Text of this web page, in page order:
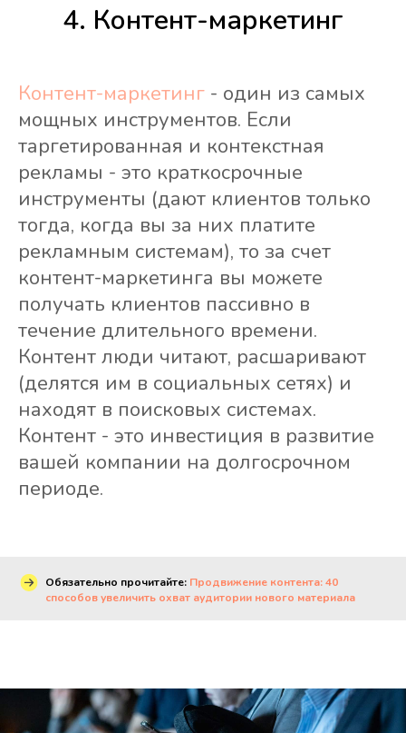
4. Контент-маркетинг
Контент-маркетинг - один из самых
мощных инструментов. Если
таргетированная и контекстная
рекламы - это краткосрочные
инструменты (дают клиентов только
тогда, когда вы за них платите
рекламным системам), то за счет
контент-маркетинга вы можете
получать клиентов пассивно в
течение длительного времени.
Контент люди читают, расшаривают
(делятся им в социальных сетях) и
находят в поисковых системах.
Контент - это инвестиция в развитие
вашей компании на долгосрочном
периоде.
Обязательно прочитайте: Продвижение контента: 40
способов увеличить охват аудитории нового материала